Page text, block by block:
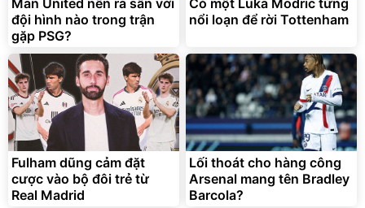
đ
Đã bán nhiều
Man United nên ra sân với
đội hình nào trong trận
gặp PSG?
Có một Luka Modric từng
nổi loạn để rời Tottenham
Fulham dũng cảm đặt
cược vào bộ đôi trẻ từ
Real Madrid
Lối thoát cho hàng công
Arsenal mang tên Bradley
Barcola?